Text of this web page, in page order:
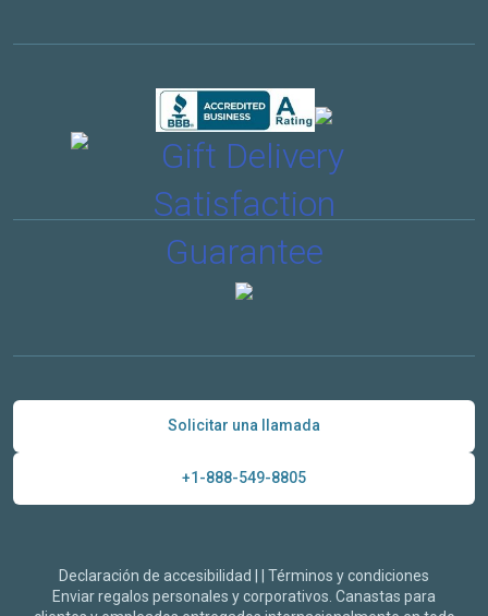
Solicitar una llamada
+1-888-549-8805
Declaración de accesibilidad
Términos y condiciones
Enviar regalos personales y corporativos. Canastas para